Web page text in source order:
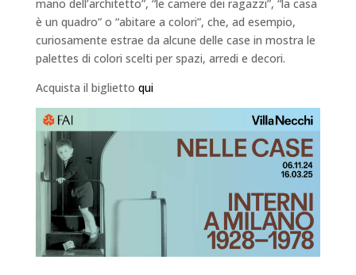
mano dell’architetto”, “le camere dei ragazzi”, “la casa
è un quadro” o “abitare a colori”, che, ad esempio,
curiosamente estrae da alcune delle case in mostra le
palettes di colori scelti per spazi, arredi e decori.
Acquista il biglietto qui